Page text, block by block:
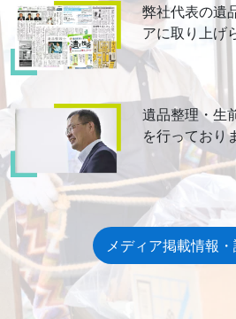
弊社代表の遺
アに取り上げ
遺品整理・生
を行っており
メディア掲載情報